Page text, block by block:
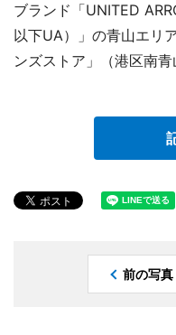
ブランド「UNITED
以下UA）」の青山エリ
ンズストア」（港区南青
前の写真